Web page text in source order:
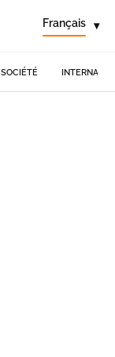
Français ▾
SOCIÉTÉ